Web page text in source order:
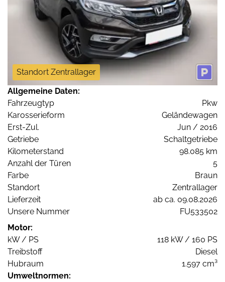
Standort Zentrallager
Allgemeine Daten:
Fahrzeugtyp
Pkw
Karosserieform
Geländewagen
Erst-Zul.
Jun / 2016
Getriebe
Schaltgetriebe
Kilometerstand
98.085 km
Anzahl der Türen
5
Farbe
Braun
Standort
Zentrallager
Lieferzeit
ab ca. 09.08.2026
Unsere Nummer
FU533502
Motor:
kW / PS
118 kW / 160 PS
Treibstoff
Diesel
Hubraum
1.597 cm³
Umweltnormen: